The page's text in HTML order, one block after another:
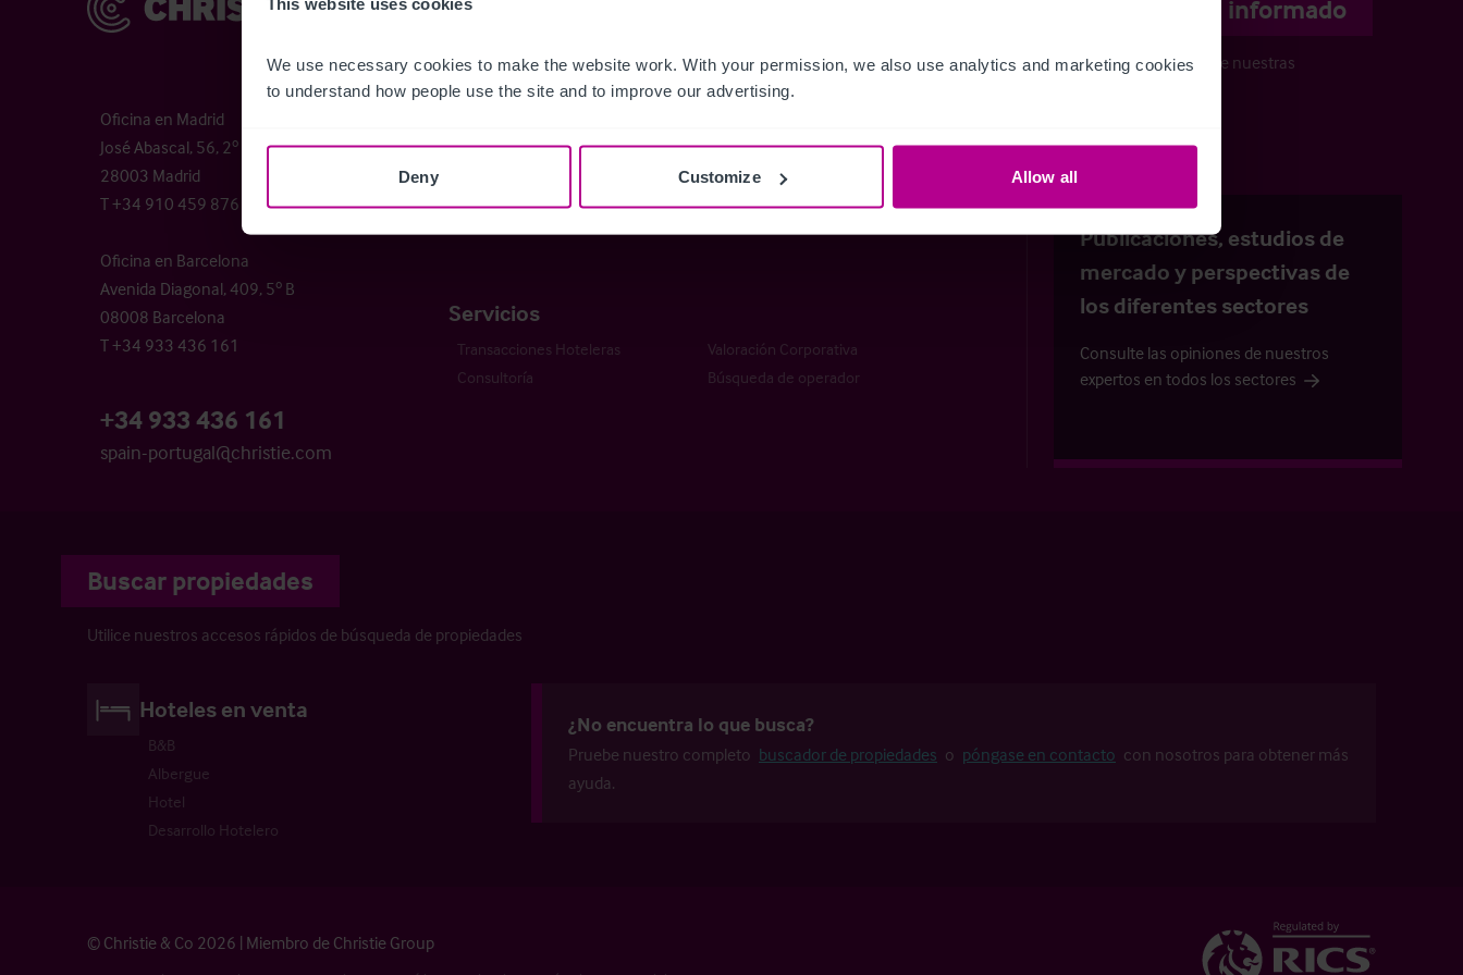
This website uses cookies
We use necessary cookies to make the website work. With your permission, we also use analytics and marketing cookies
to understand how people use the site and to improve our advertising.
Deny Customize Allow all
Oficina en Madrid
José Abascal, 56, 2º
28003 Madrid
T +34 910 459 876
Oficina en Barcelona
Avenida Diagonal, 409, 5º B
08008 Barcelona
T +34 933 436 161
+34 933 436 161
spain-portugal@christie.com
Nuestro Equipo
Sala de Prensa
Cómo vender un hotel en España:
Contacto
Trabaja con Nosotros
Ofertas de Empleo
Licenciados
Servicios
Transacciones Hoteleras
Valoración Corporativa
Consultoría
Búsqueda de operador
Manténgase informado
Manténgase al día de nuestras
Publicaciones, estudios de
mercado y perspectivas de
los diferentes sectores
Consulte las opiniones de nuestros
expertos en todos los sectores
Buscar propiedades
Utilice nuestros accesos rápidos de búsqueda de propiedades
Hoteles en venta
B&B
Albergue
Hotel
Desarrollo Hotelero
¿No encuentra lo que busca?
Pruebe nuestro completo buscador de propiedades o póngase en contacto con nosotros para obtener más
ayuda.
© Christie & Co 2026 | Miembro de Christie Group